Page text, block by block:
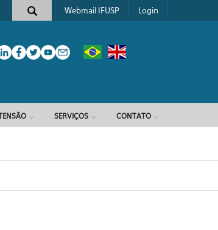
Webmail IFUSP Login
SERVIÇOS CONTATO